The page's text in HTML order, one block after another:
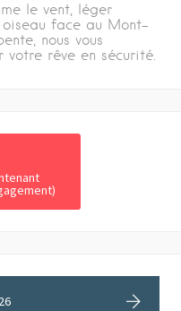
le vent, léger
face au Mont-
nous vous
votre rêve en sécurité.